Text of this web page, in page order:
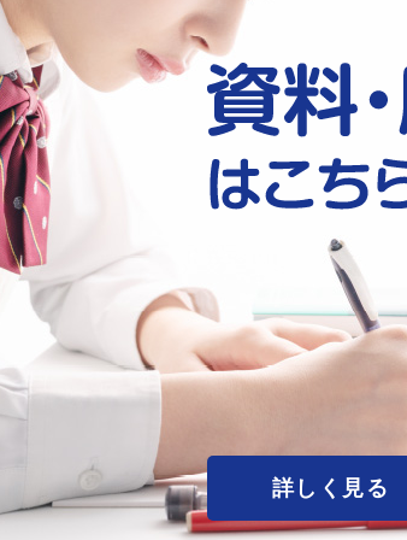
詳しく見る